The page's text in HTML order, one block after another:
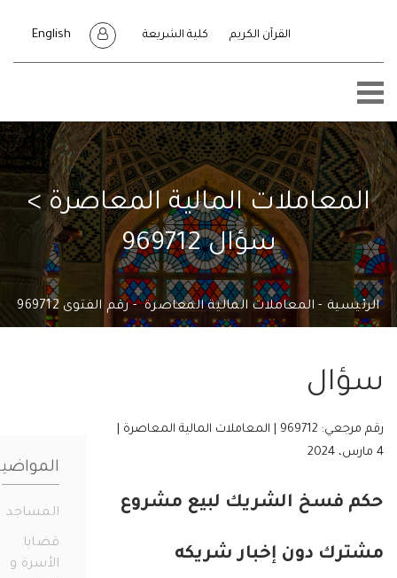
القرآن الكريم كلية الشريعة English
المالية المعاصرة >
سؤال 969712
المعاملات المالية المعاصرة رقم الفتوى 969712
رقم مرجعي: 969712 | المعاملات المالية المعاصرة |
فسخ الشريك لبيع مشروع
دون إخبار شريكه
المواضيع
المساجد 19
الأسرة و